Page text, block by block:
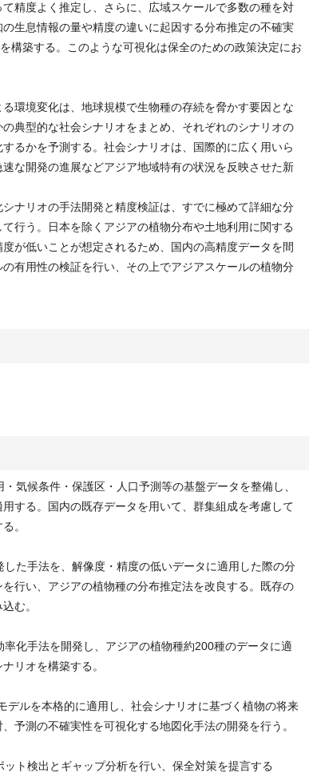
精度よく推定し、さらに、広域スケールで多数の種を対
生息情報の量や精度の違いに起因する分布推定の不確実
構築する。このような可視化は保全のための政策決定にお
環境変化は、地球規模で生物種の存続を脅かす要因とな
典型的な社会シナリオをまとめ、それぞれのシナリオの
るかを予測する。社会シナリオは、国際的に広く用いら
な開発の進展などアジア地域特有の状況を反映させた新
ナリオの手法開発と精度検証は、すでに極めて詳細な分
行う。日本を除くアジアの植物分布や土地利用に関する
が低いことが想定されるため、国内の高精度データを間
有用性の検証を行い、その上でアジアスケールの植物分
気候条件・保護区・人口予測等の基盤データを整備し、
する。国内の既存データを用いて、群集組成を考慮して
。
た手法を、解像度・精度の低いデータに適用した際の分
行い、アジアの植物種の分布推定法を改良する。既存の
む。
化手法を開発し、アジアの植物種約200種のデータに適
リオを構築する。
ルを本格的に適用し、社会シナリオに基づく植物の将来
予測の不確実性を可視化する地図化手法の開発を行う。
ト検出とギャップ分析を行い、保全対策を提言する